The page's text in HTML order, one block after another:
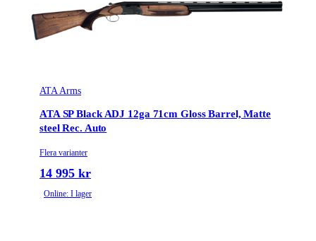
ATA Arms
ATA SP Black ADJ 12ga 71cm Gloss Barrel, Matte
steel Rec. Auto
Flera varianter
14 995 kr
Online: I lager